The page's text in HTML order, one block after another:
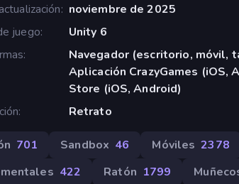
noviembre de 2025
juego
Unity 6
Navegador (escritorio, móvil,
Aplicación CrazyGames (iOS,
Store (iOS, Android)
Retrato
701 Sandbox 46 Móviles 2378
422 Ratón 1799